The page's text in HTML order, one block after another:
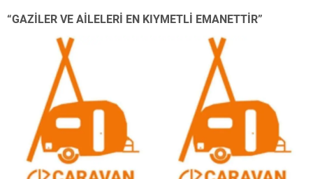
“GAZİLER VE AİLELERİ EN KIYMETLİ EMANETTİR”